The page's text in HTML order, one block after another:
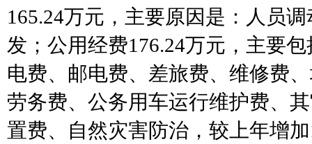
165.24万元，主要原因是： 人员
发 ；公用经费176.24万元，主要
电费、邮电费、差旅费、维修费
劳务费、公务用车运行维护费、
置费、自然灾害防治，较上年增加